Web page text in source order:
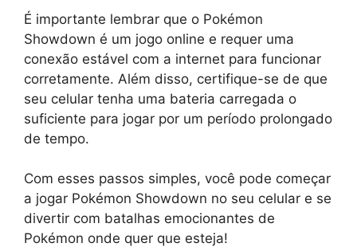
É importante lembrar que o Pokémon
Showdown é um jogo online e requer uma
conexão estável com a internet para funcionar
corretamente. Além disso, certifique-se de que
seu celular tenha uma bateria carregada o
suficiente para jogar por um período prolongado
de tempo.
Com esses passos simples, você pode começar
a jogar Pokémon Showdown no seu celular e se
divertir com batalhas emocionantes de
Pokémon onde quer que esteja!